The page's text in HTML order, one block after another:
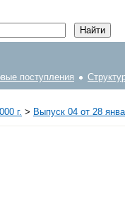
поступления
г. > Выпуск 04 от 28